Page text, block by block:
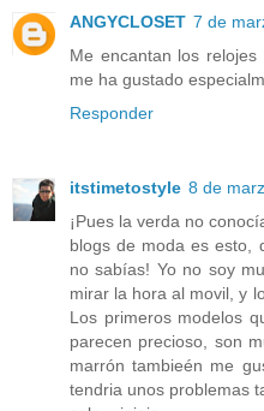
ANGYCLOSET 7 de
Me encantan los
me ha gustado
Responder
itstimetostyle 8 de
¡Pues la verda no
blogs de moda es esto,
no sabías! Yo no soy
mirar la hora al movil, y
Los primeros modelos
parecen precioso, son
marrón tambieén me
tendria unos problemas